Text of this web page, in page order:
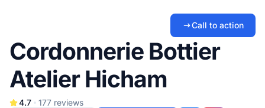
Call to action
Cordonnerie Bottier
Atelier Hicham
4.7 177 reviews